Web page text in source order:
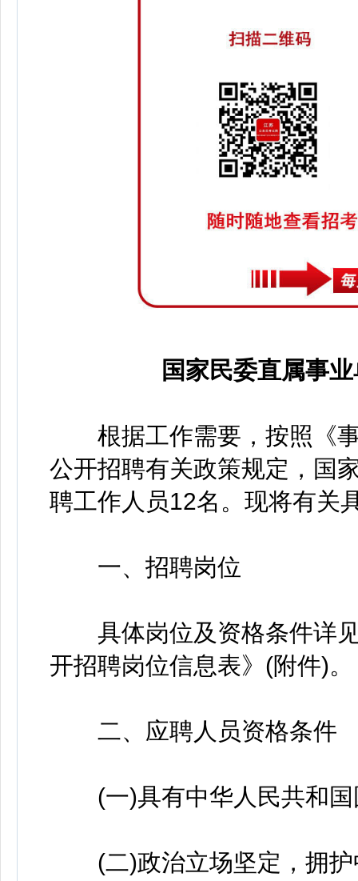
国家民委直属事
根据工作需要，按照《事
公开招聘有关政策规定，国
聘工作人员12名。现将有关
一、招聘岗位
具体岗位及资格条件详见
开招聘岗位信息表》(附件)。
二、应聘人员资格条件
(一)具有中华人民共和国
(二)政治立场坚定，拥护